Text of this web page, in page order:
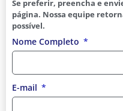
Se preferir, preencha e
página. Nossa equipe
possível.
Nome Completo
E-mail